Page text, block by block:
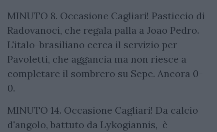
MINUTO 8. Occasione Cagliari! Pasticcio di
Radovanoci, che regala palla a Joao Pedro.
L'italo-brasiliano cerca il servizio per
Pavoletti, che aggancia ma non riesce a
completare il sombrero su Sepe. Ancora 0-
0.
MINUTO 14. Occasione Cagliari! Da calcio
d'angolo, battuto da Lykogiannis, è